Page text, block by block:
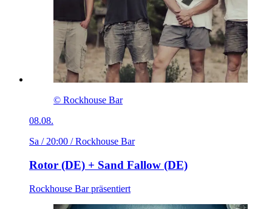
© Rockhouse Bar
08.08.
Sa / 20:00 / Rockhouse Bar
Rotor (DE) + Sand Fallow (DE)
Rockhouse Bar präsentiert